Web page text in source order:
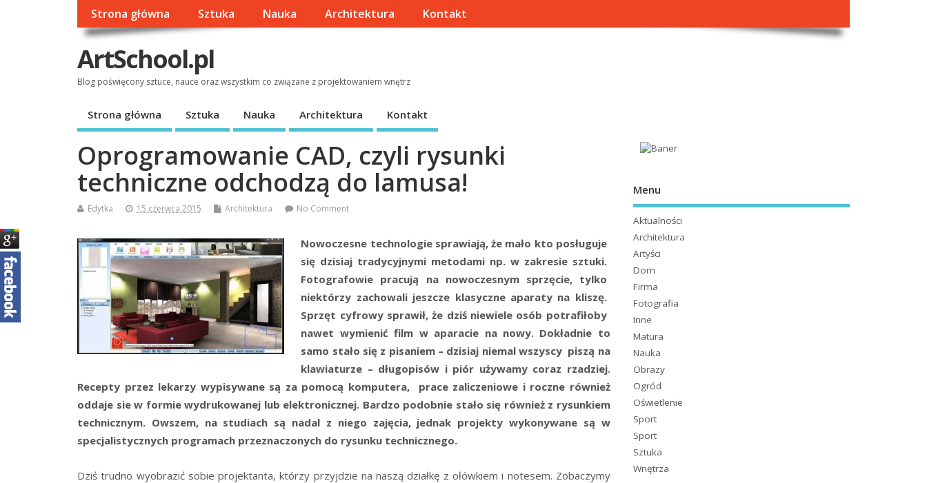
Strona główna Sztuka Nauka Architektura Kontakt
ArtSchool.pl
Blog poświęcony sztuce, nauce oraz wszystkim co związane z projektowaniem wnętrz
Strona główna Sztuka Nauka Architektura Kontakt
Oprogramowanie CAD, czyli rysunki
techniczne odchodzą do lamusa!
Edytka 15 czerwca 2015 Architektura No Comment
Nowoczesne technologie sprawiają, że mało kto posługuje
się dzisiaj tradycyjnymi metodami np. w zakresie sztuki.
Fotografowie pracują na nowoczesnym sprzęcie, tylko
niektórzy zachowali jeszcze klasyczne aparaty na kliszę.
Sprzęt cyfrowy sprawił, że dziś niewiele osób potrafiłoby
nawet wymienić film w aparacie na nowy. Dokładnie to
samo stało się z pisaniem – dzisiaj niemal wszyscy piszą na
klawiaturze – długopisów i piór używamy coraz rzadziej.
Recepty przez lekarzy wypisywane są za pomocą komputera, prace zaliczeniowe i roczne również
oddaje sie w formie wydrukowanej lub elektronicznej. Bardzo podobnie stało się również z rysunkiem
technicznym. Owszem, na studiach są nadal z niego zajęcia, jednak projekty wykonywane są w
specjalistycznych programach przeznaczonych do rysunku technicznego.
Dziś trudno wyobrazić sobie projektanta, którzy przyjdzie na naszą działkę z ołówkiem i notesem. Zobaczymy
Menu
Aktualności
Architektura
Artyści
Dom
Firma
Fotografia
Inne
Matura
Nauka
Obrazy
Ogród
Oświetlenie
Sport
Sport
Sztuka
Wnętrza